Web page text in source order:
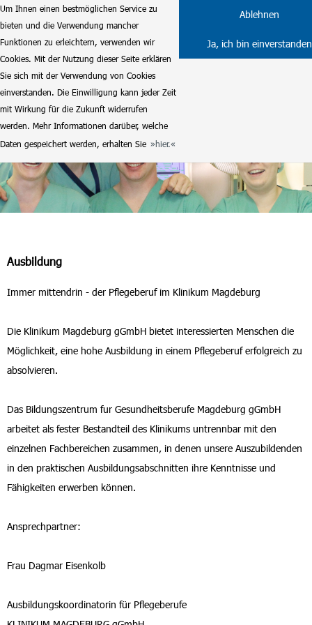
Um Ihnen einen bestmöglichen Service zu
bieten und die Verwendung mancher
Funktionen zu erleichtern, verwenden wir
Cookies. Mit der Nutzung dieser Seite erklären
Sie sich mit der Verwendung von Cookies
einverstanden. Die Einwilligung kann jeder Zeit
mit Wirkung für die Zukunft widerrufen
werden. Mehr Informationen darüber, welche
Daten gespeichert werden, erhalten Sie
hier.
Ablehnen
Ja, ich bin einverstanden
Ausbildung
Immer mittendrin - der Pflegeberuf im Klinikum Magdeburg
Die Klinikum Magdeburg gGmbH bietet interessierten Menschen die
Möglichkeit, eine hohe Ausbildung in einem Pflegeberuf erfolgreich zu
absolvieren.
Das Bildungszentrum fur Gesundheitsberufe Magdeburg gGmbH
arbeitet als fester Bestandteil des Klinikums untrennbar mit den
einzelnen Fachbereichen zusammen, in denen unsere Auszubildenden
in den praktischen Ausbildungsabschnitten ihre Kenntnisse und
Fähigkeiten erwerben können.
Ansprechpartner:
Frau Dagmar Eisenkolb
Ausbildungskoordinatorin für Pflegeberufe